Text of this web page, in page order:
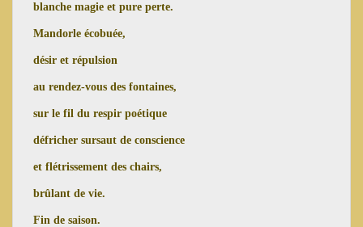
blanche magie et pure perte.
Mandorle écobuée,
désir et répulsion
au rendez-vous des fontaines,
sur le fil du respir poétique
défricher sursaut de conscience
et flétrissement des chairs,
brûlant de vie.
Fin de saison.